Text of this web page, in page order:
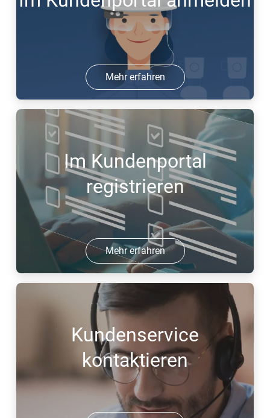
Mehr erfahren
Im Kundenportal
registrieren
Mehr erfahren
Kundenservice
kontaktieren